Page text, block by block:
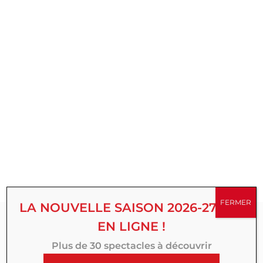
Abonnez-vous à
LA NOUVELLE SAISON 2026-27 EST
EN LIGNE !
Plus de 30 spectacles à découvrir
FERMER